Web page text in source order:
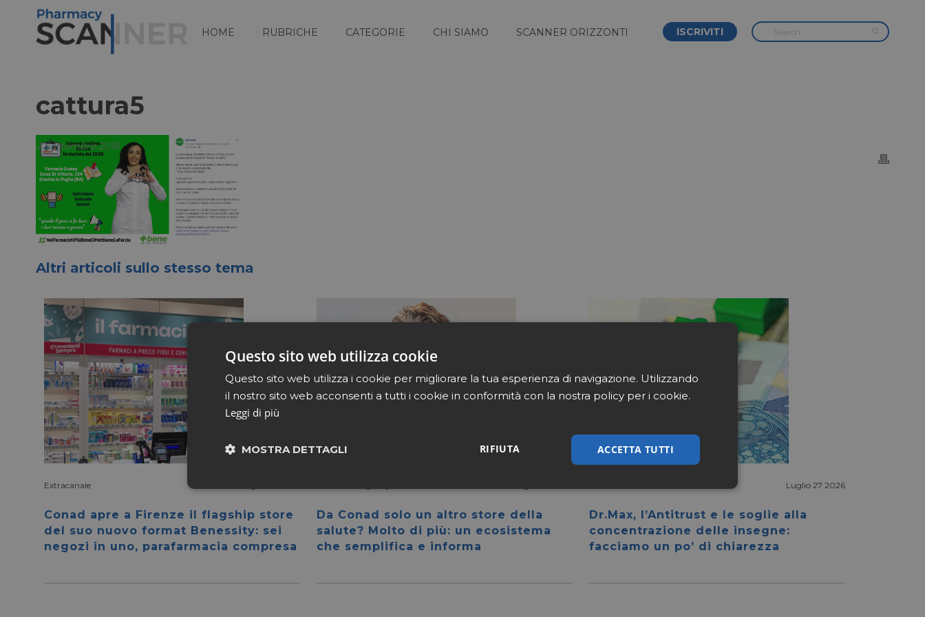
HOME RUBRICHE CATEGORIE CHI SIAMO SCANNER ORIZZONTI ISCRIVITI
cattura5
2 Settembre 2018
Altri articoli sullo stesso tema
Extracanale
Conad apre a Firenze il flagship store
del suo nuovo format Benessity: sei
negozi in uno, parafarmacia compresa
Da Conad solo un altro store della
salute? Molto di più: un ecosistema
che semplifica e informa
Luglio 27 2026
Dr.Max, l’Antitrust e le soglie alla
concentrazione delle insegne:
facciamo un po’ di chiarezza
Questo sito web utilizza cookie
Questo sito web utilizza i cookie per migliorare la tua esperienza di navigazione. Utilizzando
il nostro sito web acconsenti a tutti i cookie in conformità con la nostra policy per i cookie.
Leggi di più
ACCETTA TUTTI
RIFIUTA
MOSTRA DETTAGLI
Necessari Marketing Non classificati